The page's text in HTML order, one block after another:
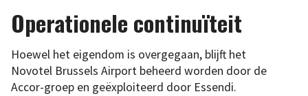
Operationele continuïteit
Hoewel het eigendom is overgegaan, blijft het
Novotel Brussels Airport beheerd worden door de
Accor-groep en geëxploiteerd door Essendi.